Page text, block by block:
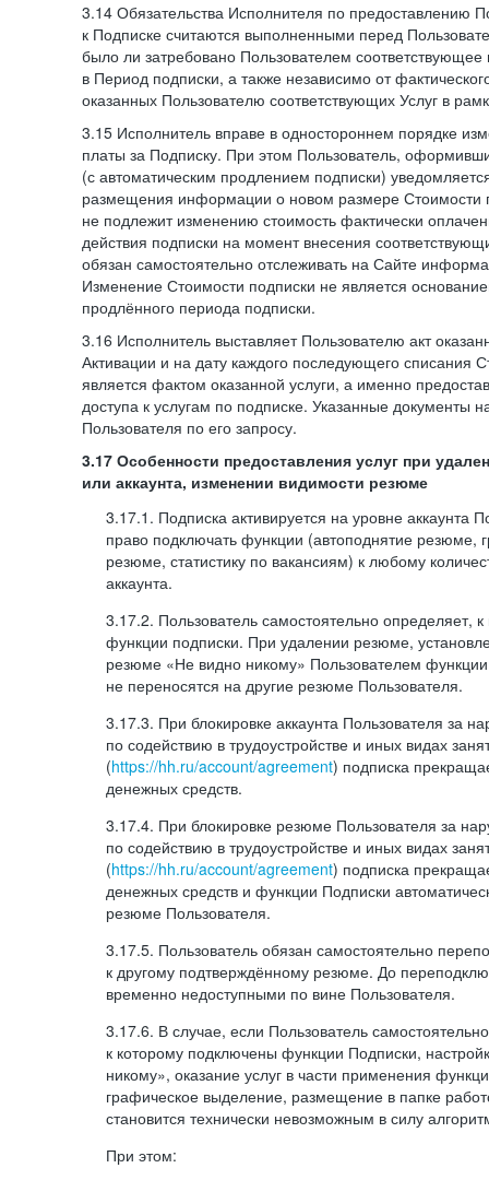
3.14 Обязательства Исполнителя по предоставлению
к Подписке считаются выполненными перед
было ли затребовано Пользователем
в Период подписки, а также независимо от
оказанных Пользователю соответствующих Услуг в
3.15 Исполнитель вправе в одностороннем порядке
платы за Подписку. При этом Пользователь,
(с автоматическим продлением подписки)
размещения информации о новом размере Стоимости
не подлежит изменению стоимость фактически
действия подписки на момент внесения
обязан самостоятельно отслеживать на Сайте
Изменение Стоимости подписки не является
продлённого периода подписки.
3.16 Исполнитель выставляет Пользователю акт
Активации и на дату каждого последующего списания
является фактом оказанной услуги, а именно
доступа к услугам по подписке. Указанные документы
Пользователя по его запросу.
3.17 Особенности предоставления услуг при
или аккаунта, изменении видимости резюме
3.17.1. Подписка активируется на уровне аккаунта
право подключать функции (автоподнятие резюме,
резюме, статистику по вакансиям) к любому
аккаунта.
3.17.2. Пользователь самостоятельно определяет,
функции подписки. При удалении резюме,
резюме «Не видно никому» Пользователем функции
не переносятся на другие резюме Пользователя.
3.17.3. При блокировке аккаунта Пользователя за
по содействию в трудоустройстве и иных видах
(https://hh.ru/account/agreement) подписка
денежных средств.
3.17.4. При блокировке резюме Пользователя за
по содействию в трудоустройстве и иных видах
(https://hh.ru/account/agreement) подписка
денежных средств и функции Подписки
резюме Пользователя.
3.17.5. Пользователь обязан самостоятельно
к другому подтверждённому резюме. До
временно недоступными по вине Пользователя.
3.17.6. В случае, если Пользователь
к которому подключены функции Подписки,
никому», оказание услуг в части применения
графическое выделение, размещение в папке
становится технически невозможным в силу
При этом: